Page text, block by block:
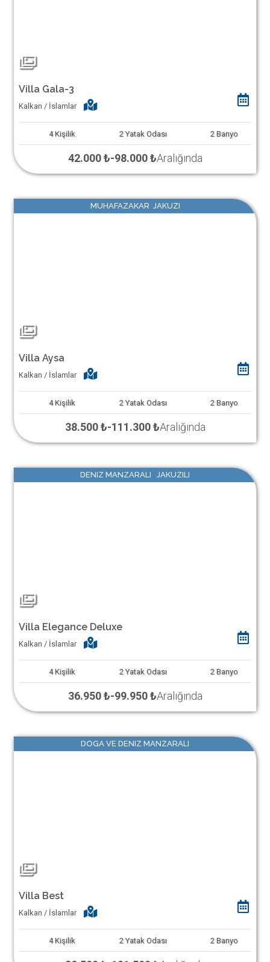
Villa Gala-3
Kalkan / İslamlar
4 Kişilik 2 Yatak Odası 2 Banyo
42.000 ₺-98.000 ₺Aralığında
MUHAFAZAKAR JAKUZI
Villa Aysa
Kalkan / İslamlar
4 Kişilik 2 Yatak Odası 2 Banyo
38.500 ₺-111.300 ₺Aralığında
DENIZ MANZARALI JAKUZILI
Villa Elegance Deluxe
Kalkan / İslamlar
4 Kişilik 2 Yatak Odası 2 Banyo
36.950 ₺-99.950 ₺Aralığında
DOGA VE DENIZ MANZARALI
Villa Best
Kalkan / İslamlar
4 Kişilik 2 Yatak Odası 2 Banyo